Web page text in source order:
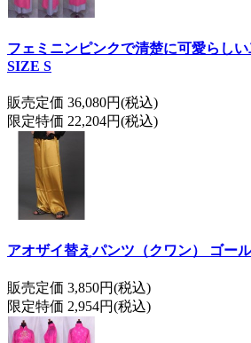
フェミニンピンクで清楚に可愛らし
SIZE S
販売定価 36,080円(税込)
限定特価 22,204円(税込)
アオザイ替えパンツ（クワン） ゴー
販売定価 3,850円(税込)
限定特価 2,954円(税込)